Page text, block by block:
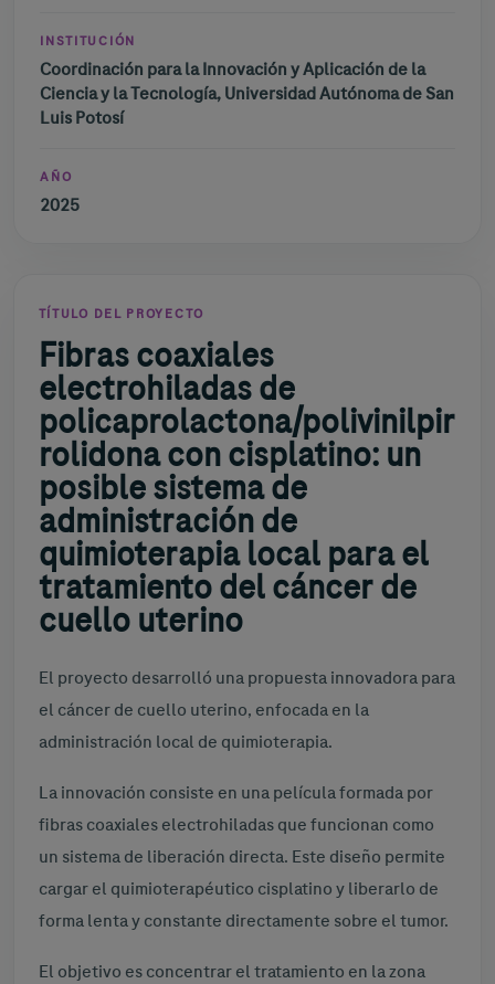
INSTITUCIÓN
Coordinación para la Innovación y Aplicación de la
Ciencia y la Tecnología, Universidad Autónoma de San
Luis Potosí
AÑO
2025
TÍTULO DEL PROYECTO
Fibras coaxiales
electrohiladas de
policaprolactona/polivinilpir
rolidona con cisplatino: un
posible sistema de
administración de
quimioterapia local para el
tratamiento del cáncer de
cuello uterino
El proyecto desarrolló una propuesta innovadora para
el cáncer de cuello uterino, enfocada en la
administración local de quimioterapia.
La innovación consiste en una película formada por
fibras coaxiales electrohiladas que funcionan como
un sistema de liberación directa. Este diseño permite
cargar el quimioterapéutico cisplatino y liberarlo de
forma lenta y constante directamente sobre el tumor.
El objetivo es concentrar el tratamiento en la zona